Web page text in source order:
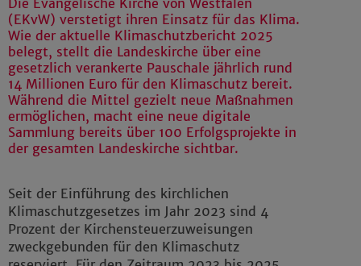
(EKvW) verstetigt ihren Einsatz für das Klima.
Wie der aktuelle Klimaschutzbericht 2025
belegt, stellt die Landeskirche über eine
gesetzlich verankerte Pauschale jährlich rund
14 Millionen Euro für den Klimaschutz bereit.
Während die Mittel gezielt neue Maßnahmen
ermöglichen, macht eine neue digitale
Sammlung bereits über 100 Erfolgsprojekte in
der gesamten Landeskirche sichtbar.
Seit der Einführung des kirchlichen
Klimaschutzgesetzes im Jahr 2023 sind 4
Prozent der Kirchensteuerzuweisungen
zweckgebunden für den Klimaschutz